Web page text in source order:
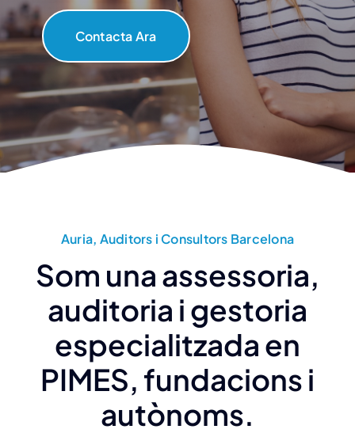
Contacta Ara
Auria, Auditors i Consultors Barcelona
Som una assessoria,
auditoria i gestoria
especialitzada en
PIMES, fundacions i
autònoms.